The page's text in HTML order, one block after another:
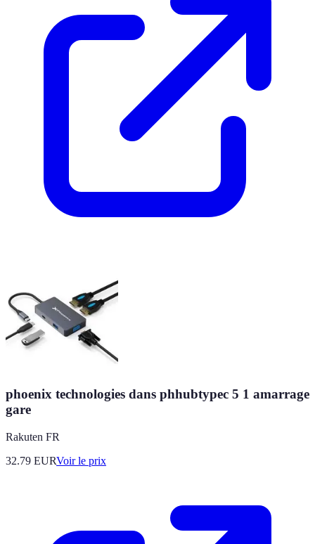
phoenix technologies dans phhubtypec 5 1 amarrage
gare
Rakuten FR
32.79 EURVoir le prix